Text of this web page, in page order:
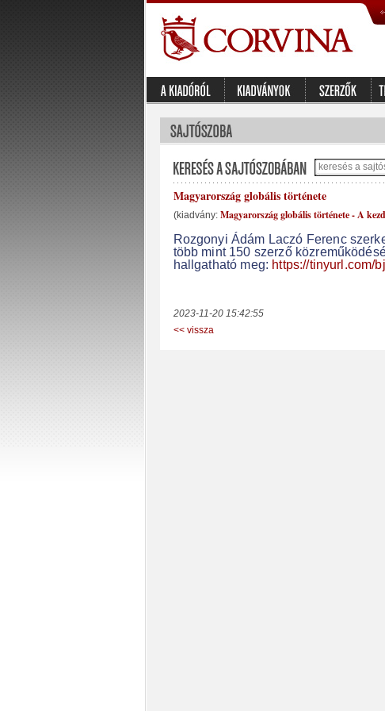
Magyarország globális története
(kiadvány: Magyarország globális története - A
Rozgonyi Ádám Laczó Ferenc
több mint 150 szerző
hallgatható meg: https://tinyurl.com/
2023-11-20 15:42:55
<< vissza